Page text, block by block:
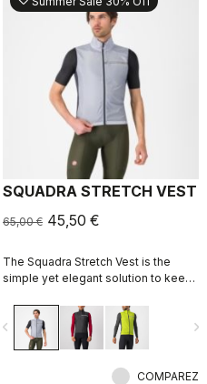
SQUADRA STRETCH VEST
65,00 € 45,50 €
The Squadra Stretch Vest is the
simple yet elegant solution to keep
conditions while providing a close-
to-body fit and excellent ventilation.navigate_next
COMPAREZ